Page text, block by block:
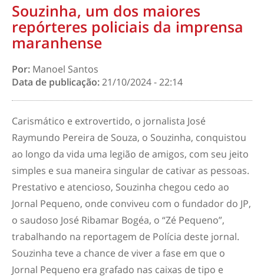
Souzinha, um dos maiores
repórteres policiais da imprensa
maranhense
Por: Manoel Santos
Data de publicação:21/10/2024 - 22:14
Carismático e extrovertido, o jornalista José
Raymundo Pereira de Souza, o Souzinha, conquistou
ao longo da vida uma legião de amigos, com seu jeito
simples e sua maneira singular de cativar as pessoas.
Prestativo e atencioso, Souzinha chegou cedo ao
Jornal Pequeno, onde conviveu com o fundador do JP,
o saudoso José Ribamar Bogéa, o “Zé Pequeno”,
trabalhando na reportagem de Polícia deste jornal.
Souzinha teve a chance de viver a fase em que o
Jornal Pequeno era grafado nas caixas de tipo e